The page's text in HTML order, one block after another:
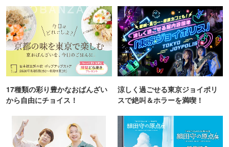
17種類の彩り豊かなおばんざい
から自由にチョイス！
涼しく過ごせる東京ジョイポリ
スで絶叫＆ホラーを満喫！